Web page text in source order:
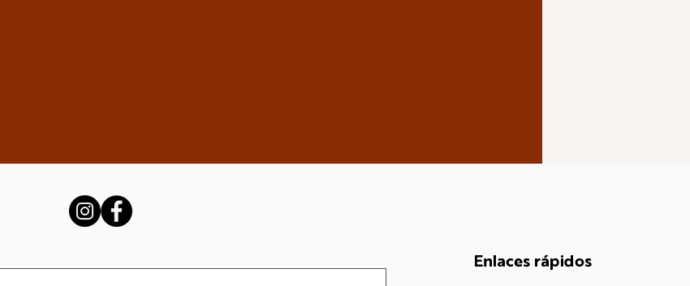
Enlaces rápidos